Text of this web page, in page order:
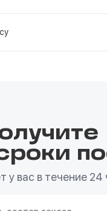
у вас в течение 24